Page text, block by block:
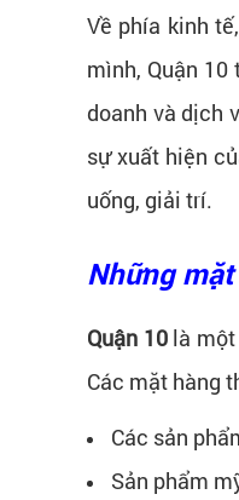
Về phía kinh
mình, Quận
doanh và dịch
sự xuất hiện
uống, giải trí.
Những
Quận 10 là
Các mặt hàng
Các sản
Sản phẩm